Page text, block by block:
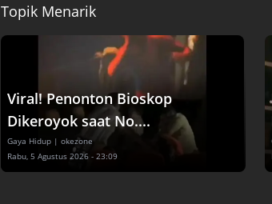
Topik Menarik
Viral! Penonton Bioskop
Dikeroyok saat No....
Gaya Hidup | okezone
Rabu, 5 Agustus 2026 - 23:09